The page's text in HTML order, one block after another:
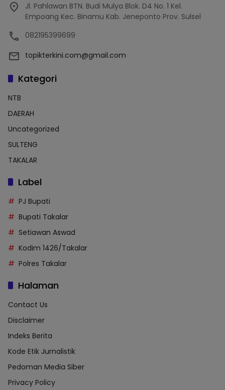
Jl. Pahlawan BTN. Budi Mulya Blok. D4 No. 1 Kel.
Empoang Kec. Binamu Kab. Jeneponto Prov. Sulsel
082195399699
topikterkini.com@gmail.com
Kategori
NTB
DAERAH
Uncategorized
SULTENG
TAKALAR
Label
PJ Bupati
Bupati Takalar
Setiawan Aswad
Kodim 1426/Takalar
Polres Takalar
Halaman
Contact Us
Disclaimer
Indeks Berita
Kode Etik Jurnalistik
Pedoman Media Siber
Privacy Policy